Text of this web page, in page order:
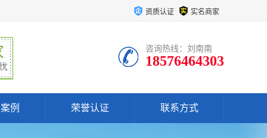
资质认证 实名商家
咨询热线：刘南南
18576464303
例 荣誉认证 联系方式